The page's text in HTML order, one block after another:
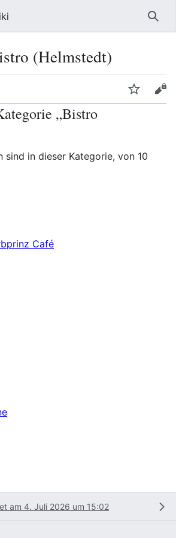
(Helmstedt)
„Bistro
sind in dieser Kategorie, von 10
Café
am 4. Juli 2026 um 15:02